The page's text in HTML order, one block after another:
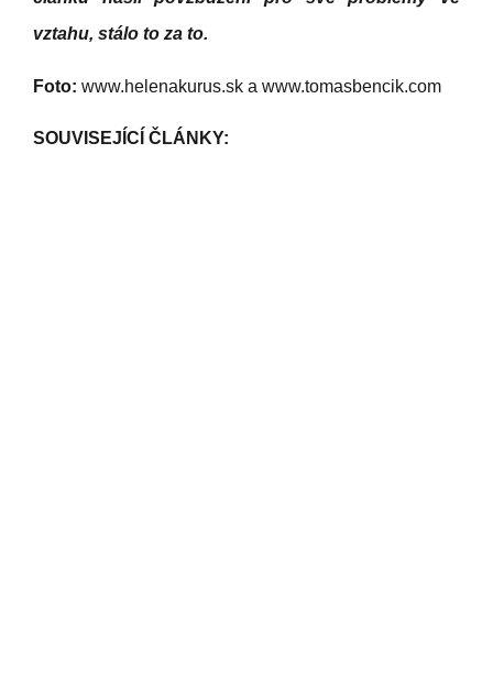
vztahu, stálo to za to.
Foto: www.helenakurus.sk a www.tomasbencik.com
SOUVISEJÍCÍ ČLÁNKY: